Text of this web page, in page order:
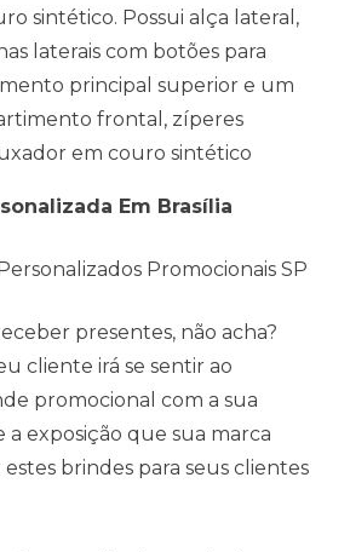
sintético. Possui alça lateral,
laterais com botões para
principal superior e um
frontal, zíperes
em couro sintético
Em Brasília
Promocionais SP
presentes, não acha?
cliente irá se sentir ao
promocional com a sua
a exposição que sua marca
brindes para seus clientes